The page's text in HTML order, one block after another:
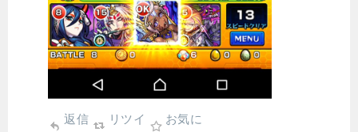
返信 リツイ お気に